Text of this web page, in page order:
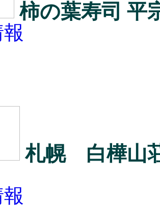
柿の葉寿司 平
札幌 白樺山